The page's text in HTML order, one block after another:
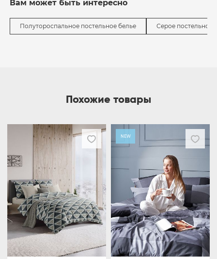
Вам может быть интересно
Полутороспальное постельное белье Серое постельное
Похожие товары
NEW